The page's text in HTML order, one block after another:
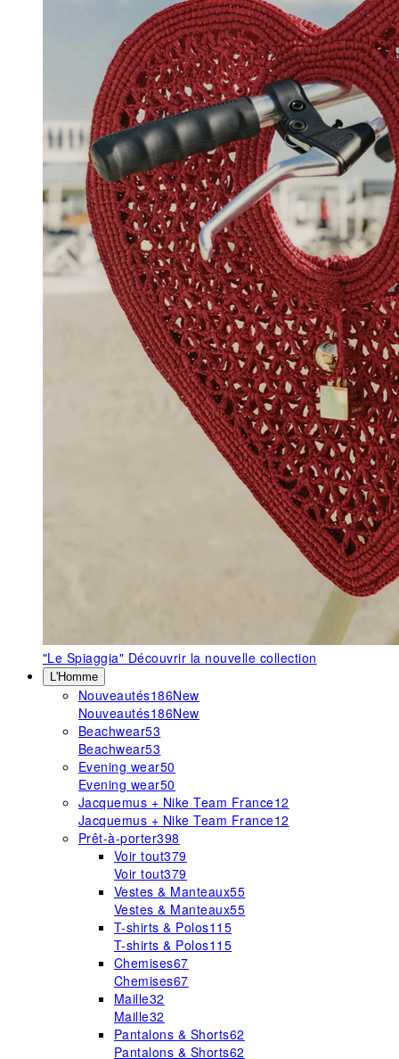
"Le Spiaggia" Découvrir la nouvelle collection
L'Homme
Nouveautés186New
Nouveautés186New
Beachwear53
Beachwear53
Evening wear50
Evening wear50
Jacquemus + Nike Team France12
Jacquemus + Nike Team France12
Prêt-à-porter398
Voir tout379
Voir tout379
Vestes & Manteaux55
Vestes & Manteaux55
T-shirts & Polos115
T-shirts & Polos115
Chemises67
Chemises67
Maille32
Maille32
Pantalons & Shorts62
Pantalons & Shorts62